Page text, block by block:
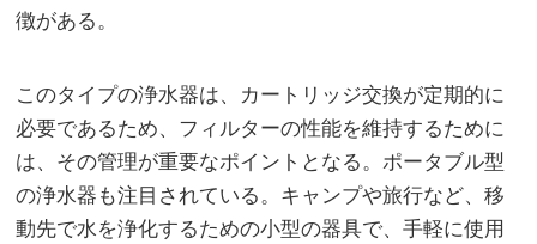
徴がある。
このタイプの浄水器は、カートリッジ交換が定期的に
必要であるため、フィルターの性能を維持するために
は、その管理が重要なポイントとなる。ポータブル型
の浄水器も注目されている。キャンプや旅行など、移
動先で水を浄化するための小型の器具で、手軽に使用